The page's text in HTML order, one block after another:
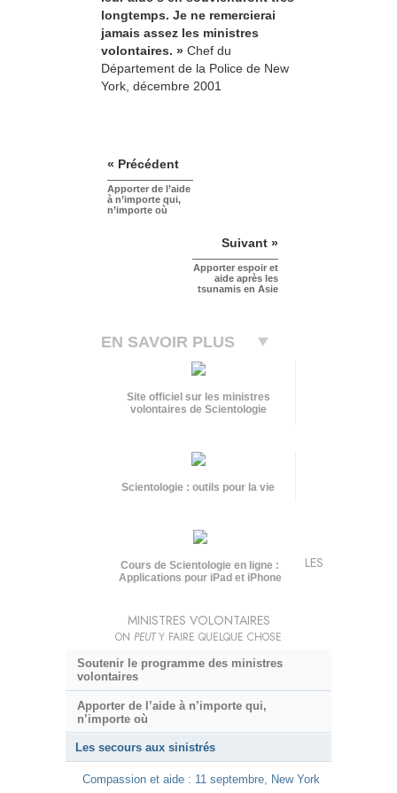
longtemps. Je ne remercierai
jamais assez les ministres
volontaires. » Chef du
Département de la Police de New
York, décembre 2001
« Précédent
Apporter de l’aide
à n’importe qui,
n’importe où
Suivant »
Apporter espoir et
aide après les
tsunamis en Asie
EN SAVOIR PLUS
Site officiel sur les ministres
volontaires de Scientologie
Scientologie : outils pour la vie
Cours de Scientologie en ligne :
Applications pour iPad et iPhone
LES
MINISTRES VOLONTAIRES
ON PEUTY FAIRE QUELQUE CHOSE
Soutenir le programme des ministres
volontaires
Apporter de l’aide à n’importe qui,
n’importe où
Les secours aux sinistrés
Compassion et aide : 11 septembre, New York